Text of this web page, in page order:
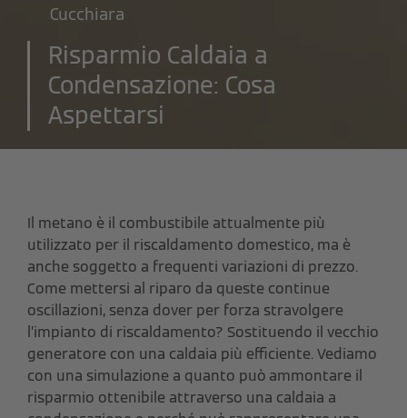
Cucchiara
Risparmio Caldaia a
Condensazione: Cosa
Aspettarsi
Il metano è il combustibile attualmente più
utilizzato per il riscaldamento domestico, ma è
anche soggetto a frequenti variazioni di prezzo.
Come mettersi al riparo da queste continue
oscillazioni, senza dover per forza stravolgere
l’impianto di riscaldamento? Sostituendo il vecchio
generatore con una caldaia più efficiente. Vediamo
con una simulazione a quanto può ammontare il
risparmio ottenibile attraverso una caldaia a